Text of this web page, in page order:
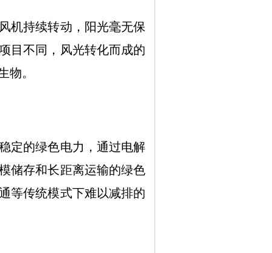
持续转动，阳光毫无保
目不同，风光转化而成的
物。
定的绿色电力，通过电解
储存和长距离运输的绿色
等传统模式下难以减排的